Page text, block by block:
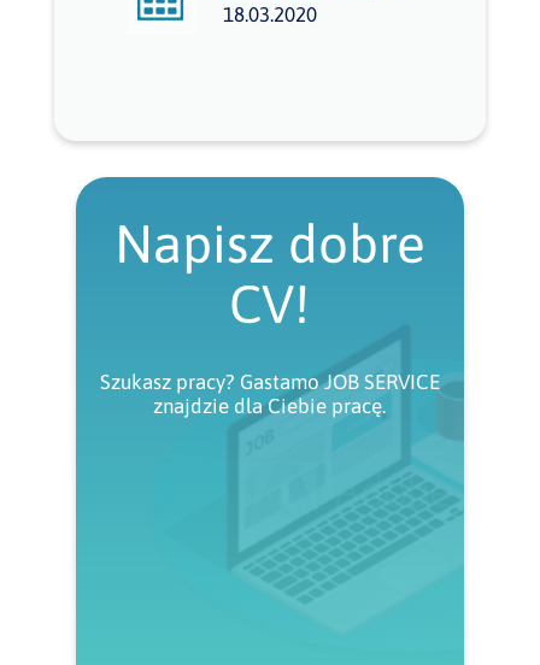
18.03.2020
Napisz dobre
CV!
Szukasz pracy? Gastamo JOB SERVICE
znajdzie dla Ciebie pracę.